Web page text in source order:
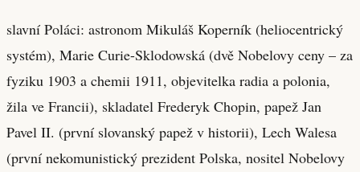
slavní Poláci: astronom Mikuláš Koperník (heliocentrický
systém), Marie Curie-Sklodowská (dvě Nobelovy ceny – za
fyziku 1903 a chemii 1911, objevitelka radia a polonia,
žila ve Francii), skladatel Frederyk Chopin, papež Jan
Pavel II. (první slovanský papež v historii), Lech Walesa
(první nekomunistický prezident Polska, nositel Nobelovy